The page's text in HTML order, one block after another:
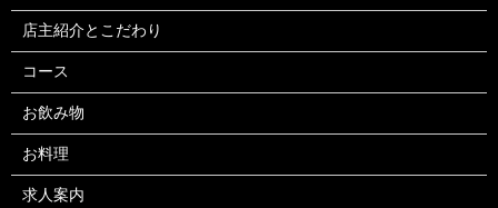
店主紹介とこだわり
コース
お飲み物
お料理
求人案内